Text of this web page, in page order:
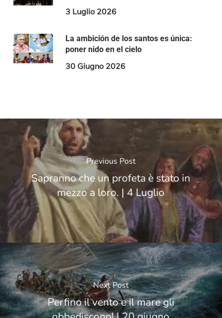
3 Luglio 2026
La ambición de los santos es única:
poner nido en el cielo
30 Giugno 2026
Previous Post
Sapranno che un profeta è stato in
mezzo a loro. | 4 Luglio
Next Post
Perfino il vento e il mare gli